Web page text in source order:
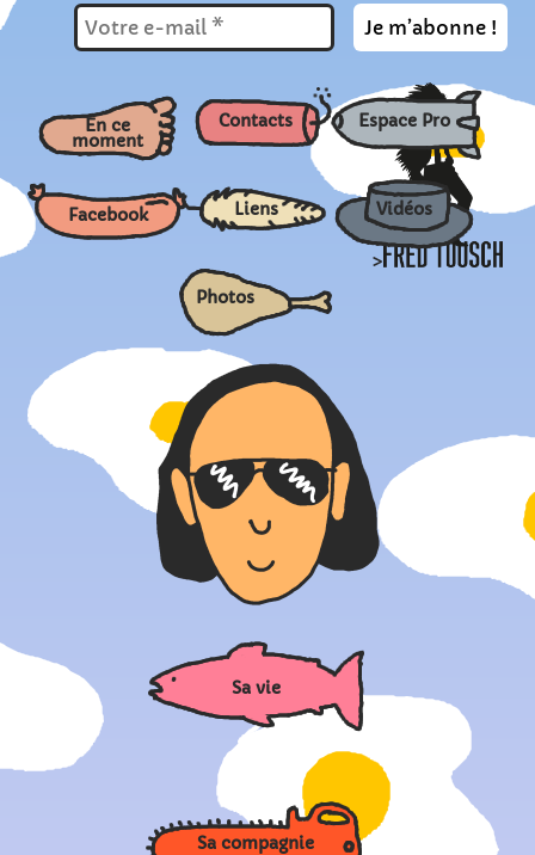
>
En ce
moment
Contacts Espace Pro
Facebook Liens Vidéos
Photos
Sa vie
Sa compagnie